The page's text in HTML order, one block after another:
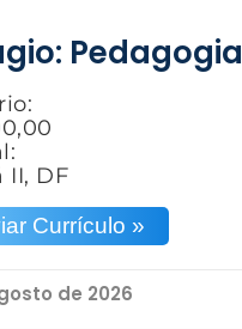
Pedagogia
II, DF
Currículo »
de 2026